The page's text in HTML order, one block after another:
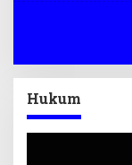
Hukum